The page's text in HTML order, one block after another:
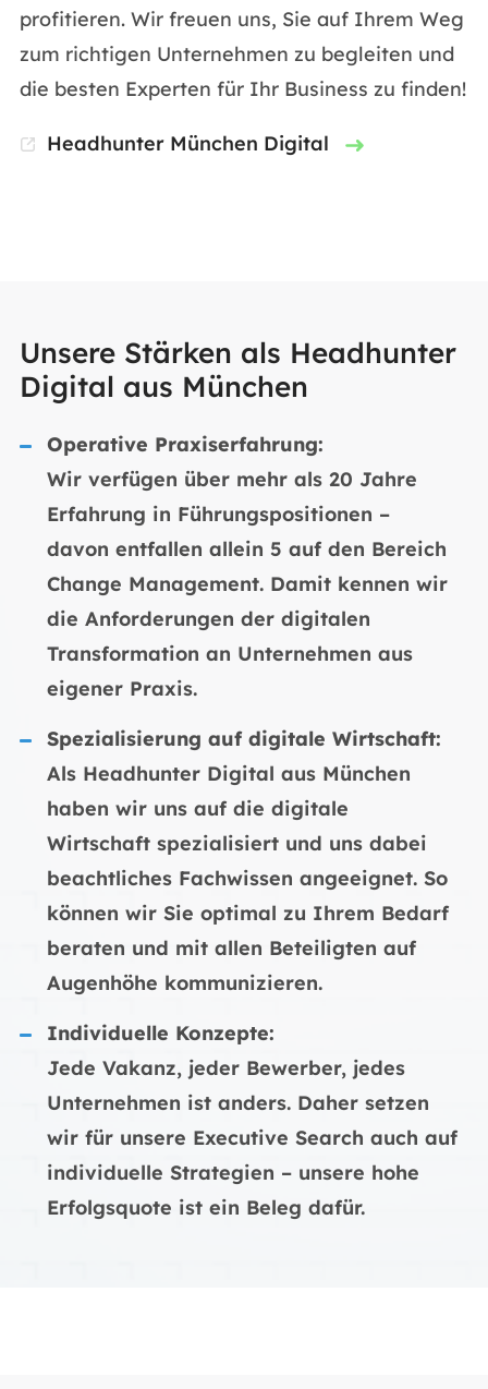
profitieren. Wir freuen uns, Sie auf Ihrem Weg
zum richtigen Unternehmen zu begleiten und
die besten Experten für Ihr Business zu finden!
Headhunter München Digital
Unsere Stärken als Headhunter
Digital aus München
Operative Praxiserfahrung:
Wir verfügen über mehr als 20 Jahre
Erfahrung in Führungspositionen –
davon entfallen allein 5 auf den Bereich
Change Management. Damit kennen wir
die Anforderungen der digitalen
Transformation an Unternehmen aus
eigener Praxis.
Spezialisierung auf digitale Wirtschaft:
Als Headhunter Digital aus München
haben wir uns auf die digitale
Wirtschaft spezialisiert und uns dabei
beachtliches Fachwissen angeeignet. So
können wir Sie optimal zu Ihrem Bedarf
beraten und mit allen Beteiligten auf
Augenhöhe kommunizieren.
Individuelle Konzepte:
Jede Vakanz, jeder Bewerber, jedes
Unternehmen ist anders. Daher setzen
wir für unsere Executive Search auch auf
individuelle Strategien – unsere hohe
Erfolgsquote ist ein Beleg dafür.